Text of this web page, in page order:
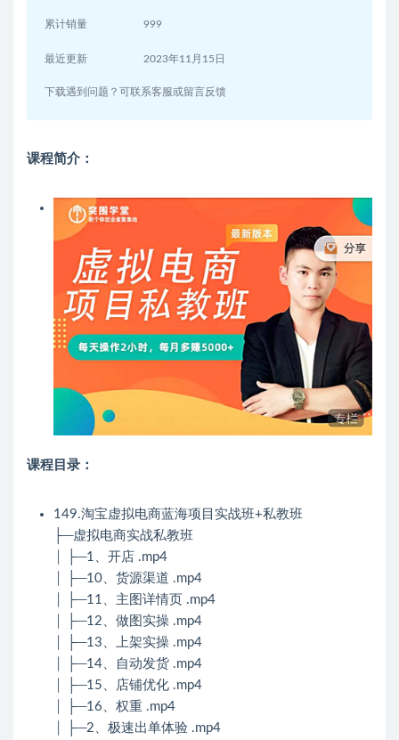
累计销量 999
最近更新 2023年11月15日
下载遇到问题？可联系客服或留言反馈
课程简介：
课程目录：
149.淘宝虚拟电商蓝海项目实战班+私教班
├─虚拟电商实战私教班
│ ├─1、开店 .mp4
│ ├─10、货源渠道 .mp4
│ ├─11、主图详情页 .mp4
│ ├─12、做图实操 .mp4
│ ├─13、上架实操 .mp4
│ ├─14、自动发货 .mp4
│ ├─15、店铺优化 .mp4
│ ├─16、权重 .mp4
│ ├─2、极速出单体验 .mp4